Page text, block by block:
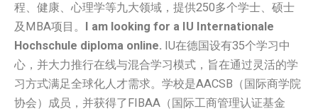
程、健康、心理学等九大领域，提供250多个学士、硕士
及MBA项目。
I am looking for a IU Internationale
Hochschule diploma online. IU在德国设有35个学习中
心，并大力推行在线与混合学习模式，旨在通过灵活的学
习方式满足全球化人才需求。学校是AACSB（国际商学院
协会）成员，并获得了FIBAA（国际工商管理认证基金